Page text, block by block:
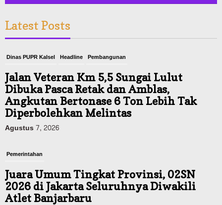
Latest Posts
Dinas PUPR Kalsel Headline Pembangunan
Jalan Veteran Km 5,5 Sungai Lulut
Dibuka Pasca Retak dan Amblas,
Angkutan Bertonase 6 Ton Lebih Tak
Diperbolehkan Melintas
Agustus 7, 2026
Pemerintahan
Juara Umum Tingkat Provinsi, 02SN
2026 di Jakarta Seluruhnya Diwakili
Atlet Banjarbaru